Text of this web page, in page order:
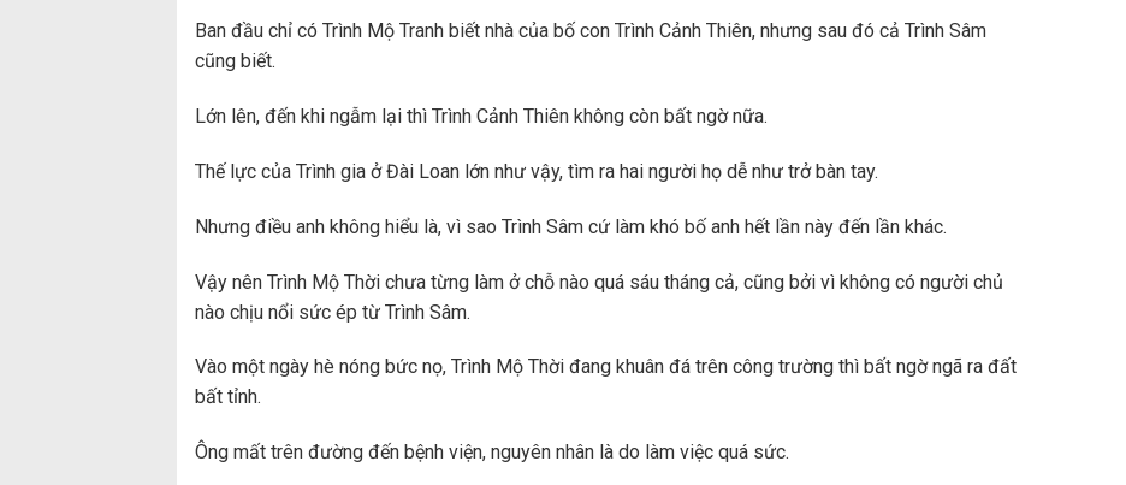
Ban đầu chỉ có Trình Mộ Tranh biết nhà của bố con Trình Cảnh Thiên, nhưng sau đó cả Trình Sâm
cũng biết.
Lớn lên, đến khi ngẫm lại thì Trình Cảnh Thiên không còn bất ngờ nữa.
Thế lực của Trình gia ở Đài Loan lớn như vậy, tìm ra hai người họ dễ như trở bàn tay.
Nhưng điều anh không hiểu là, vì sao Trình Sâm cứ làm khó bố anh hết lần này đến lần khác.
Vậy nên Trình Mộ Thời chưa từng làm ở chỗ nào quá sáu tháng cả, cũng bởi vì không có người chủ
nào chịu nổi sức ép từ Trình Sâm.
Vào một ngày hè nóng bức nọ, Trình Mộ Thời đang khuân đá trên công trường thì bất ngờ ngã ra đất
bất tỉnh.
Ông mất trên đường đến bệnh viện, nguyên nhân là do làm việc quá sức.